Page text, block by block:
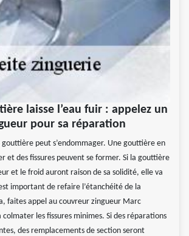
laisse l’eau fuir : appelez un
pour sa réparation
peut s’endommager. Une gouttière en
et des fissures peuvent se former. Si la gouttière
et le froid auront raison de sa solidité, elle va
important de refaire l’étanchéité de la
faites appel au couvreur zingueur Marc
les fissures minimes. Si des réparations
des remplacements de section seront